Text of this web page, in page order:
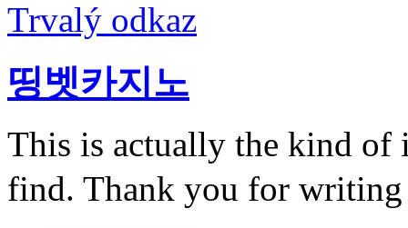
Trvalý odkaz
띵벳카지노
This is actually the kind of
find. Thank you for